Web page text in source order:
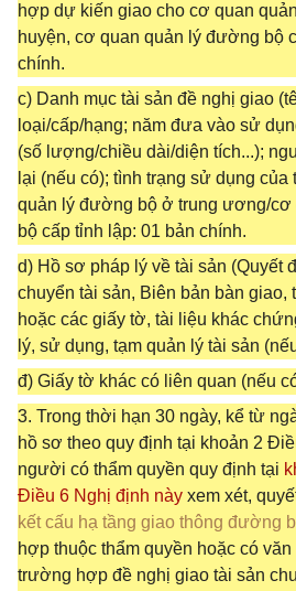
hợp dự kiến giao cho cơ quan
huyện, cơ quan quản lý đường bộ
chính.
c) Danh mục tài sản đề nghị giao
loại/cấp/hạng; năm đưa vào sử
(số lượng/chiều dài/diện tích...);
lại (nếu có); tình trạng sử dụng
quản lý đường bộ ở trung ương/
bộ cấp tỉnh lập: 01 bản chính.
d) Hồ sơ pháp lý về tài sản (Quyết
chuyển tài sản, Biên bản bàn giao,
hoặc các giấy tờ, tài liệu khác
lý, sử dụng, tạm quản lý tài sản
đ) Giấy tờ khác có liên quan (nếu
3. Trong thời hạn 30 ngày, kể từ
hồ sơ theo quy định tại khoản 2
người có thẩm quyền quy định tại
Điều 6 Nghị định này xem xét,
kết cấu hạ tầng giao thông đường
hợp thuộc thẩm quyền hoặc có
trường hợp đề nghị giao tài sản